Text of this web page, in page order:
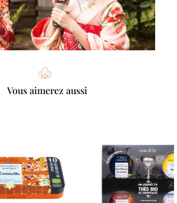
Vous aimerez aussi